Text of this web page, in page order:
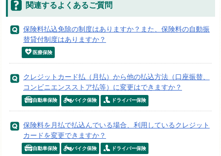
関連するよくあるご質問
保険料払込免除の制度はありますか？また、保険料の自動振
替貸付制度はありますか？
医療保険
クレジットカード払（月払）から他の払込方法（口座振替、
コンビニエンスストア払等）に変更はできますか？
自動車保険 バイク保険 ドライバー保険
保険料を月払で払込んでいる場合、利用しているクレジット
カードを変更できますか？
自動車保険 バイク保険 ドライバー保険